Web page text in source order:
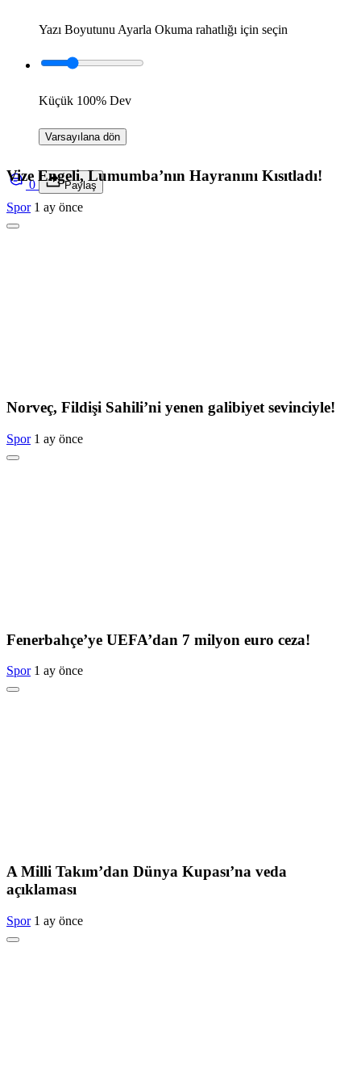
Yazı Boyutunu Ayarla Okuma rahatlığı için seçin
Küçük 100% Dev
Varsayılana dön
0 Paylaş
Vize Engeli, Lumumba’nın Hayranını Kısıtladı!
Spor 1 ay önce
Norveç, Fildişi Sahili’ni yenen galibiyet sevinciyle!
Spor 1 ay önce
Fenerbahçe’ye UEFA’dan 7 milyon euro ceza!
Spor 1 ay önce
A Milli Takım’dan Dünya Kupası’na veda
açıklaması
Spor 1 ay önce